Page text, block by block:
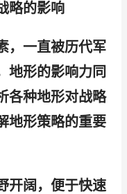
略的影响
，一直被历代军
地形的影响力同
各种地形对战略
地形策略的重要
开阔，便于快速